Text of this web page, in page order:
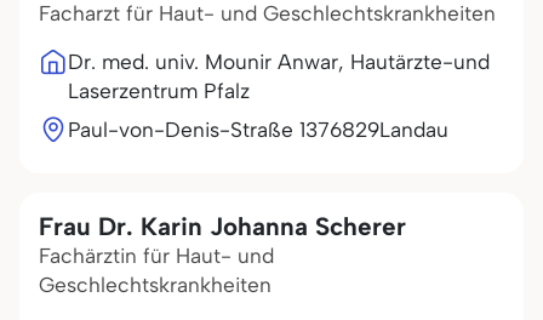
Facharzt für Haut- und Geschlechtskrankheiten
Dr. med. univ. Mounir Anwar, Hautärzte-und
Laserzentrum Pfalz
Paul-von-Denis-Straße 1376829Landau
Frau Dr. Karin Johanna Scherer
Fachärztin für Haut- und
Geschlechtskrankheiten